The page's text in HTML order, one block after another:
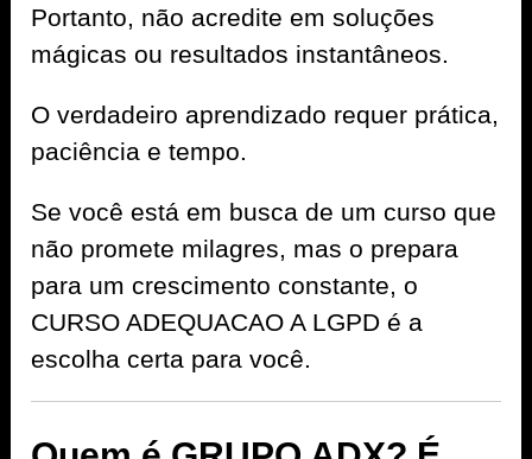
Portanto, não acredite em soluções
mágicas ou resultados instantâneos.
O verdadeiro aprendizado requer prática,
paciência e tempo.
Se você está em busca de um curso que
não promete milagres, mas o prepara
para um crescimento constante, o
CURSO ADEQUACAO A LGPD é a
escolha certa para você.